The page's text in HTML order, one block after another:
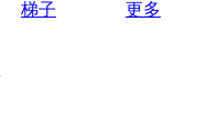
梯子
更多